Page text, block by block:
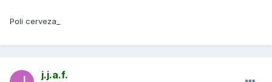
Poli cerveza_
j.j.a.f.